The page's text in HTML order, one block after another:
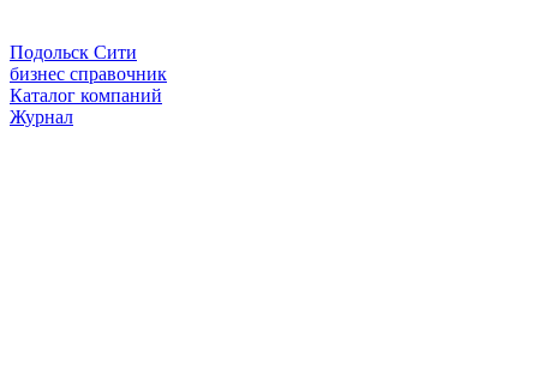
Подольск Сити
бизнес справочник
Каталог компаний
Журнал